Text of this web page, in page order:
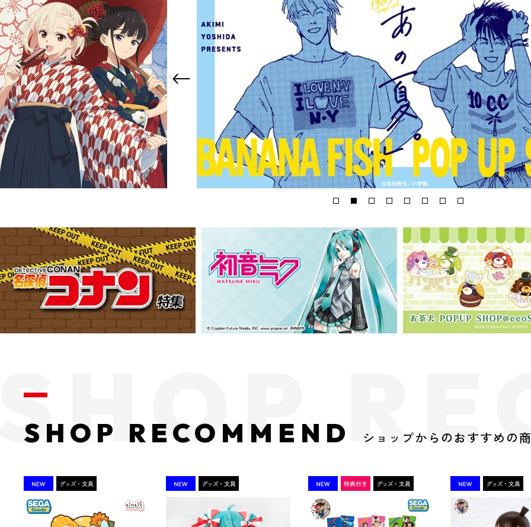
SHOP RECOMMEND ショップからのおすすめの